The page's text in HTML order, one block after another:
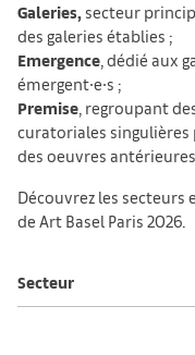
Galeries, secteur
des galeries établies ;
Emergence, dédié aux
émergent∙e∙s ;
Premise, regroupant
curatoriales
des oeuvres
Découvrez les secteurs
de Art Basel Paris 2026.
Secteur